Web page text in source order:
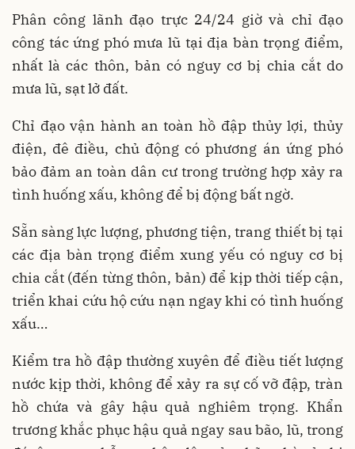
Phân công lãnh đạo trực 24/24 giờ và chỉ đạo
công tác ứng phó mưa lũ tại địa bàn trọng điểm,
nhất là các thôn, bản có nguy cơ bị chia cắt do
mưa lũ, sạt lở đất.
Chỉ đạo vận hành an toàn hồ đập thủy lợi, thủy
điện, đê điều, chủ động có phương án ứng phó
bảo đảm an toàn dân cư trong trường hợp xảy ra
tình huống xấu, không để bị động bất ngờ.
Sẵn sàng lực lượng, phương tiện, trang thiết bị tại
các địa bàn trọng điểm xung yếu có nguy cơ bị
chia cắt (đến từng thôn, bản) để kịp thời tiếp cận,
triển khai cứu hộ cứu nạn ngay khi có tình huống
xấu…
Kiểm tra hồ đập thường xuyên để điều tiết lượng
nước kịp thời, không để xảy ra sự cố vỡ đập, tràn
hồ chứa và gây hậu quả nghiêm trọng. Khẩn
trương khắc phục hậu quả ngay sau bão, lũ, trong